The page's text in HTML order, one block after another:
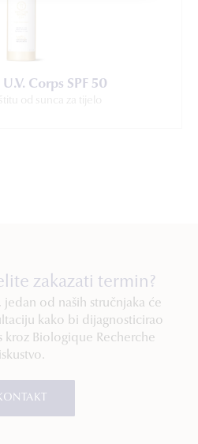
Corps SPF 50
od sunca za tijelo
zakazati termin?
jedan od naših stručnjaka će
kako bi dijagnosticirao
kroz Biologique Recherche
iskustvo.